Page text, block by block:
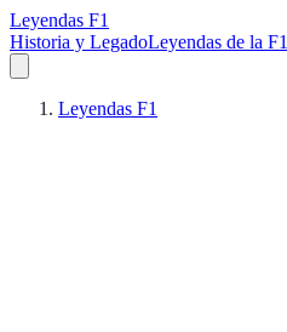
Leyendas F1
Historia y LegadoLeyendas de la F1
Leyendas F1